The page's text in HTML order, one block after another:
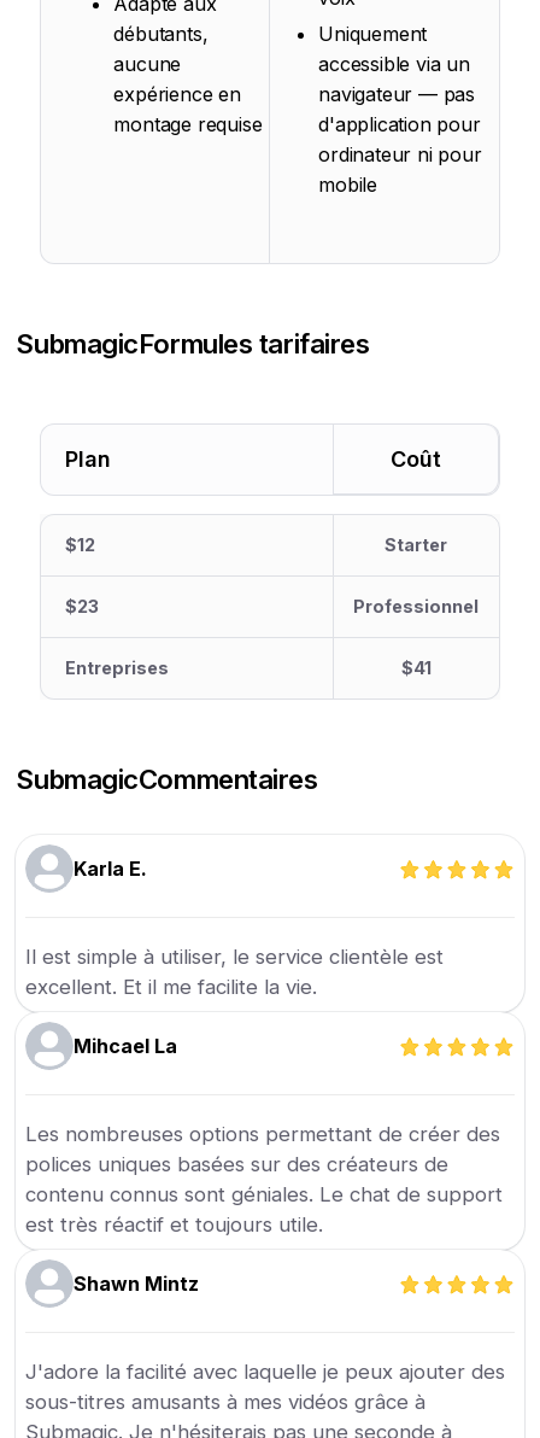
débutants,
aucune
expérience en
montage requise
Uniquement
accessible via un
navigateur — pas
d'application pour
ordinateur ni pour
mobile
SubmagicFormules tarifaires
Plan Coût
$12 Starter
$23 Professionnel
Entreprises $41
SubmagicCommentaires
Karla E.
Il est simple à utiliser, le service clientèle est
excellent. Et il me facilite la vie.
Mihcael La
Les nombreuses options permettant de créer des
polices uniques basées sur des créateurs de
contenu connus sont géniales. Le chat de support
est très réactif et toujours utile.
Shawn Mintz
J'adore la facilité avec laquelle je peux ajouter des
sous-titres amusants à mes vidéos grâce à
Submagic. Je n'hésiterais pas une seconde à